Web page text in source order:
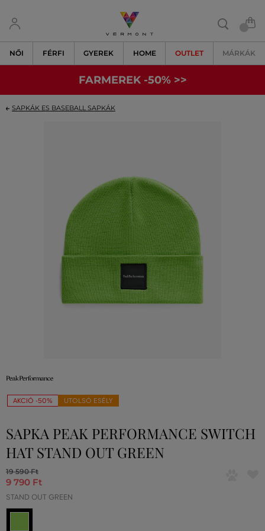
NŐI FÉRFI GYEREK HOME OUTLET MÁRKÁK
FARMEREK -50% >>
SAPKÁK ES BASEBALL SAPKÁK
AKCIÓ -50% UTOLSÓ ESÉLY
SAPKA PEAK PERFORMANCE SWITCH
HAT STAND OUT GREEN
19 590 Ft
9 790 Ft
STAND OUT GREEN